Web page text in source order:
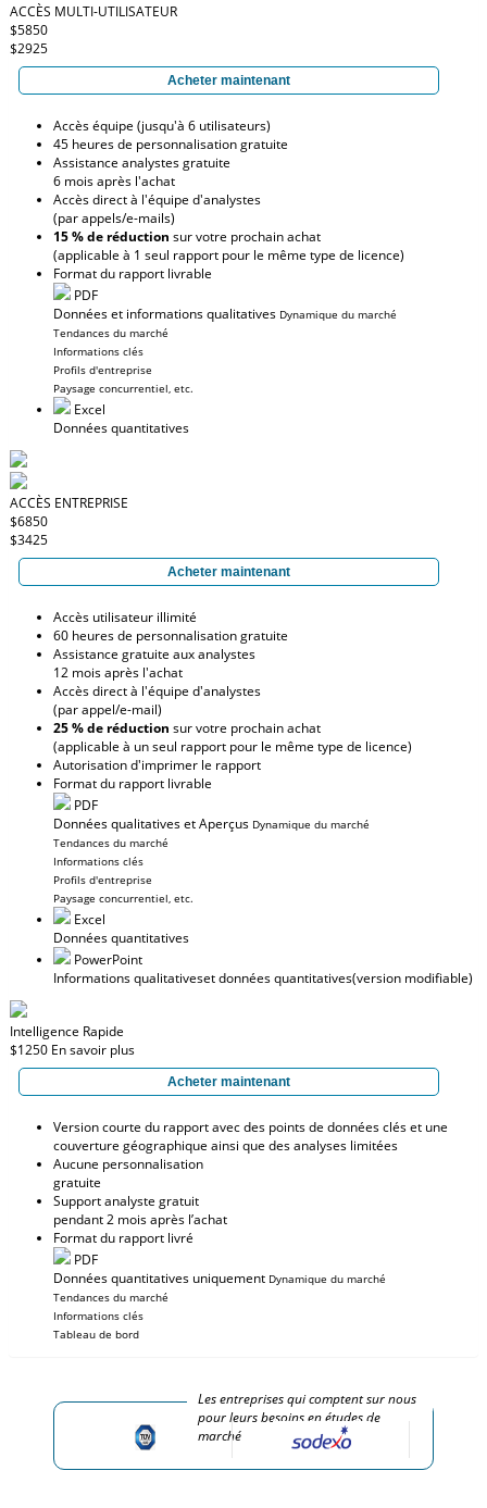
ACCÈS MULTI-UTILISATEUR
$5850
$2925
Acheter maintenant
Accès équipe (jusqu'à 6 utilisateurs)
45 heures de personnalisation gratuite
Assistance analystes gratuite
6 mois après l'achat
Accès direct à l'équipe d'analystes
(par appels/e-mails)
15 % de réduction sur votre prochain achat
(applicable à 1 seul rapport pour le même type de licence)
Format du rapport livrable
PDF
Données et informations qualitatives Dynamique du marché
Tendances du marché
Informations clés
Profils d'entreprise
Paysage concurrentiel, etc.
Excel
Données quantitatives
ACCÈS ENTREPRISE
$6850
$3425
Acheter maintenant
Accès utilisateur illimité
60 heures de personnalisation gratuite
Assistance gratuite aux analystes
12 mois après l'achat
Accès direct à l'équipe d'analystes
(par appel/e-mail)
25 % de réduction sur votre prochain achat
(applicable à un seul rapport pour le même type de licence)
Autorisation d'imprimer le rapport
Format du rapport livrable
PDF
Données qualitatives et Aperçus Dynamique du marché
Tendances du marché
Informations clés
Profils d'entreprise
Paysage concurrentiel, etc.
Excel
Données quantitatives
PowerPoint
Informations qualitativeset données quantitatives(version modifiable)
Intelligence Rapide
$1250 En savoir plus
Acheter maintenant
Version courte du rapport avec des points de données clés et une
couverture géographique ainsi que des analyses limitées
Aucune personnalisation
gratuite
Support analyste gratuit
pendant 2 mois après l’achat
Format du rapport livré
PDF
Données quantitatives uniquement Dynamique du marché
Tendances du marché
Informations clés
Tableau de bord
Les entreprises qui comptent sur nous
pour leurs besoins en études de
marché